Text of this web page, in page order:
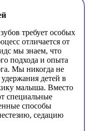
требует особых
отличается от
мы знаем, что
подхода и опыта
Мы никогда не
детей в
малыша. Вместо
специальные
способы
седацию